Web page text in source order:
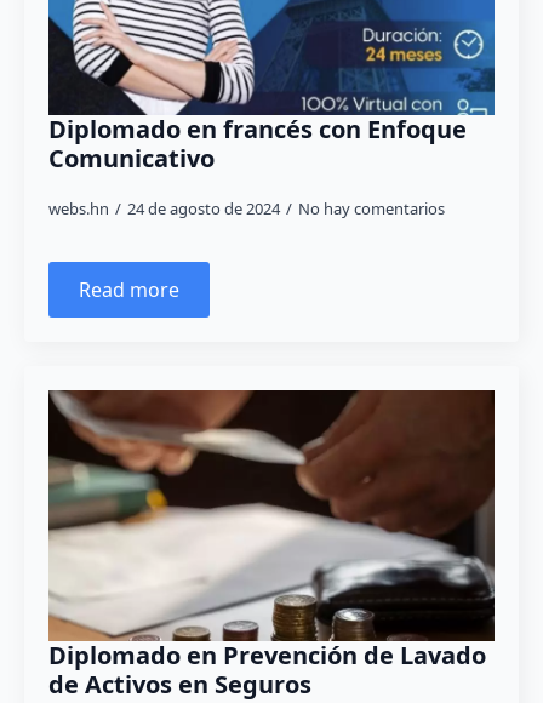
Diplomado en francés con Enfoque
Comunicativo
webs.hn 24 de agosto de 2024 No hay comentarios
Read more
Diplomado en Prevención de Lavado
de Activos en Seguros